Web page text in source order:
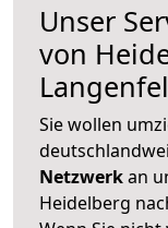
Unser
von
Sie wollen
Netzwerkan
Heidelberg